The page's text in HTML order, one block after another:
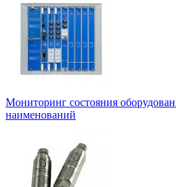
Мониторинг состояния
наименований